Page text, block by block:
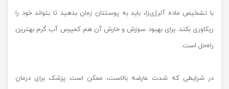
با تشخیص ماده آلرژی‌زا، باید به پوستتان زمان بدهید تا بتواند خود را
ریکاوری بکند. برای بهبود سوزش و خارش آن هم کمپرس آب گرم بهترین
راه‌حل است.
در شرایطی که شدت عارضه بالاست، ممکن است پزشک برای درمان